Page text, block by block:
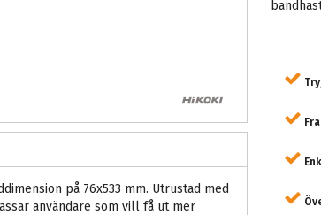
på 76x533 mm. Utrustad med
användare som vill få ut mer